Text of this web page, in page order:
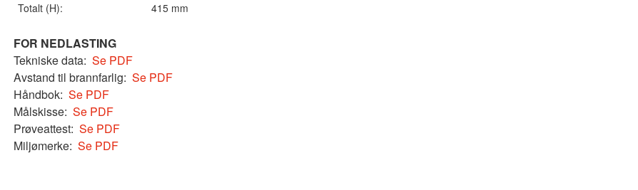
Totalt (H):
415 mm
FOR NEDLASTING
Tekniske data: Se PDF
Avstand til brannfarlig: Se PDF
Håndbok: Se PDF
Målskisse: Se PDF
Prøveattest: Se PDF
Miljømerke: Se PDF